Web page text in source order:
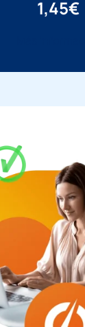
1,45€